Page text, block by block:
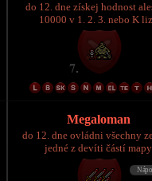
do 12. dne získej hodnost
10000 v 1. 2. 3. nebo K
Megaloman
do 12. dne ovládni všechny
jedné z devíti částí mapy